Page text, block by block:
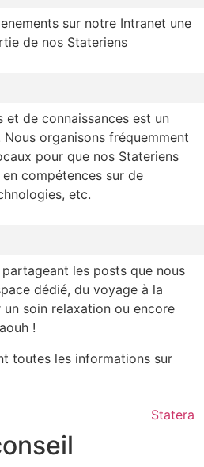
sur notre Intranet une
de nos Stateriens
et de connaissances est un
organisons fréquemment
pour que nos Stateriens
compétences sur de
etc.
les posts que nous
dédié, du voyage à la
soin relaxation ou encore
!
toutes les informations sur